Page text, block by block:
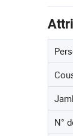
N°